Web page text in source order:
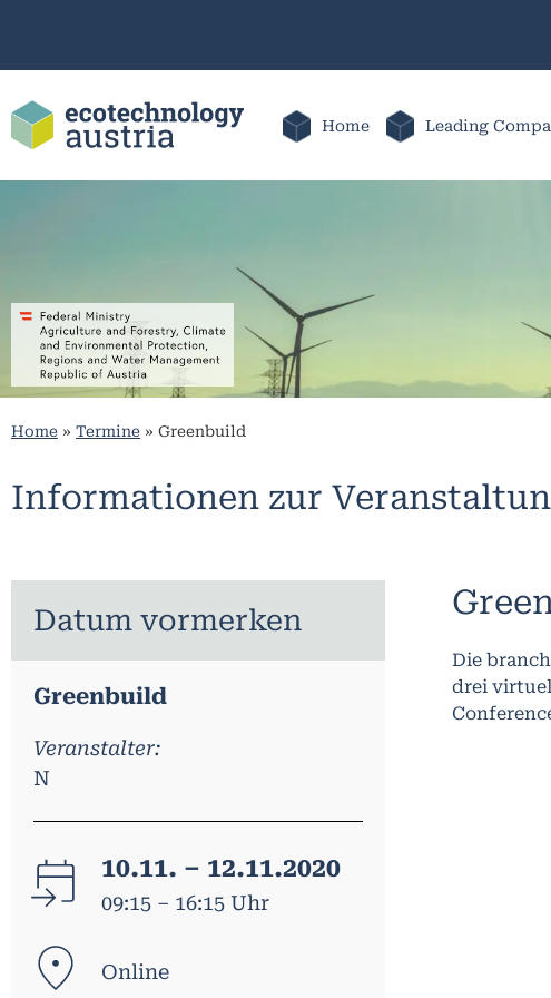
Home Leading
Home » Termine » Greenbuild
Informationen zur
Datum vormerken
Greenbuild
Veranstalter:
N
10.11. – 12.11.2020
09:15 – 16:15 Uhr
Online
Die
drei